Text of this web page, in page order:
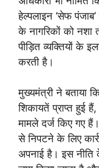
हेल्पलाइन ‘सेफ
के नागरिकों को नशा
पीड़ित व्यक्तियों के
करती है।
मुख्यमंत्री ने बताया
शिकायतें प्राप्त हुई
मामले दर्ज किए गए
से निपटने के लिए
अपनाई है। इस